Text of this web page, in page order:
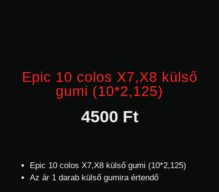
Epic 10 colos X7,X8 külső
gumi (10*2,125)
4500 Ft
Epic 10 colos X7,X8 külső gumi (10*2,125)
Az ár 1 darab külső gumira értendő